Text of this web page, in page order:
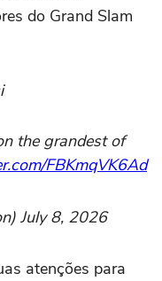
do Grand Slam
the grandest of
FBKmqVK6Ad
July 8, 2026
atenções para